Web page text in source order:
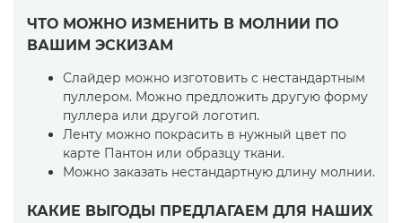
ЧТО МОЖНО ИЗМЕНИТЬ В МОЛНИИ ПО
ВАШИМ ЭСКИЗАМ
Слайдер можно изготовить с нестандартным
пуллером. Можно предложить другую форму
пуллера или другой логотип.
Ленту можно покрасить в нужный цвет по
карте Пантон или образцу ткани.
Можно заказать нестандартную длину молнии.
КАКИЕ ВЫГОДЫ ПРЕДЛАГАЕМ ДЛЯ НАШИХ